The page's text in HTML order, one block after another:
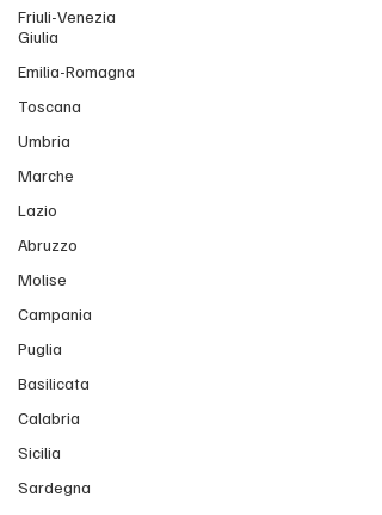
Friuli-Venezia
Giulia
Emilia-Romagna
Toscana
Umbria
Marche
Lazio
Abruzzo
Molise
Campania
Puglia
Basilicata
Calabria
Sicilia
Sardegna